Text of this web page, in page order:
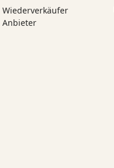
Wiederverkäufer
Anbieter